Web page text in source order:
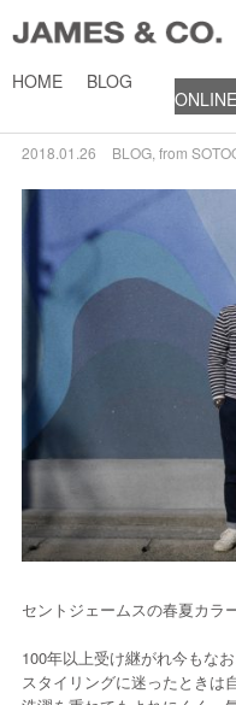
HOME BLOG
SAINT JAMES -
2018.01.26 BLOG, from
セントジェームスの春夏カラ
100年以上受け継がれ今もな
スタイリングに迷ったときは